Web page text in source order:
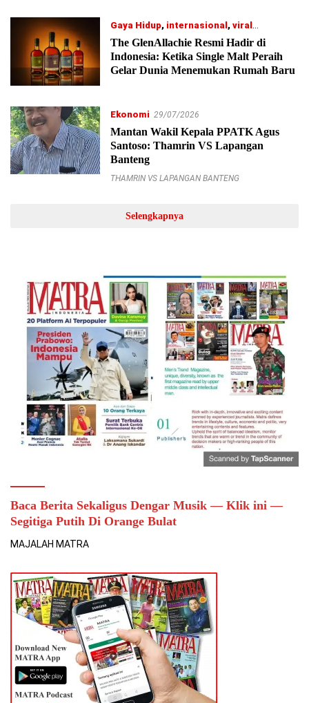
Gaya Hidup, internasional , viral
30/07/2026
The GlenAllachie Resmi Hadir di
Indonesia: Ketika Single Malt Peraih
Gelar Dunia Menemukan Rumah Baru
Ekonomi 29/07/2026
Mantan Wakil Kepala PPATK Agus
Santoso: Thamrin VS Lapangan
Banteng
THAMRIN VS LAPANGAN BANTENG
Selengkapnya
Baca Berita Sekaligus Dengar Musik — Klik ini —
Segitiga Putih Di Orange Bulat
MAJALAH MATRA